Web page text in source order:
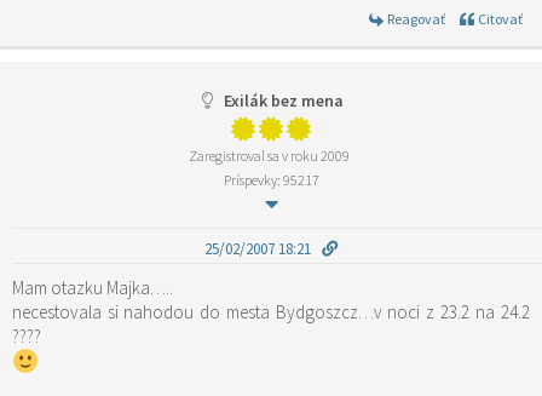
Reagovať Citovať
Exilák bez mena
Zaregistroval sa v roku 2009
Príspevky: 95217
25/02/2007 18:21
Mam otazku Majka…..
necestovala si nahodou do mesta Bydgoszcz…v noci z 23.2 na 24.2
????